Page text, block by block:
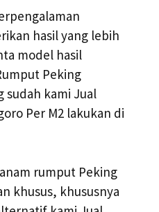
hasil yang lebih
model hasil
Peking
sudah kami Jual
Per M2 lakukan di
rumput Peking
khusus, khususnya